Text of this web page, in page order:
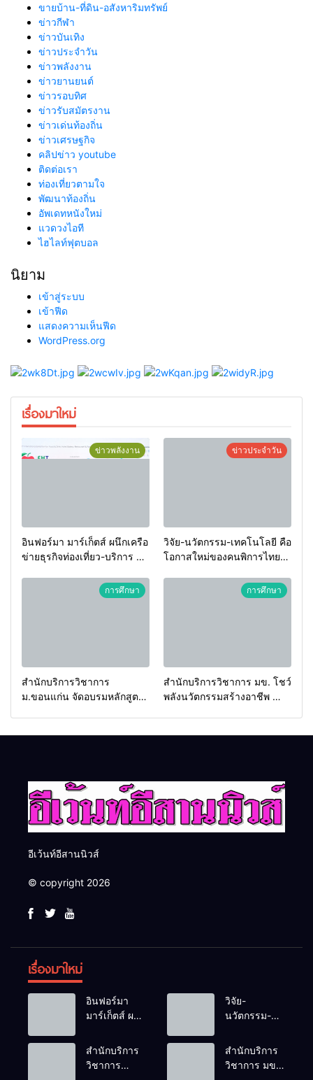
ขายบ้าน-ที่ดิน-อสังหาริมทรัพย์
ข่าวกีฬา
ข่าวบันเทิง
ข่าวประจำวัน
ข่าวพลังงาน
ข่าวยานยนต์
ข่าวรอบทิศ
ข่าวรับสมัตรงาน
ข่าวเด่นท้องถิ่น
ข่าวเศรษฐกิจ
คลิปข่าว youtube
ติดต่อเรา
ท่องเที่ยวตามใจ
พัฒนาท้องถิ่น
อัพเดทหนังใหม่
แวดวงไอที
ไฮไลท์ฟุตบอล
นิยาม
เข้าสู่ระบบ
เข้าฟีด
แสดงความเห็นฟีด
WordPress.org
เรื่องมาใหม่
ข่าวพลังงาน
อินฟอร์มา มาร์เก็ตส์ ผนึกเครือ
ข่ายธุรกิจท่องเที่ยว-บริการ จัด
2026 เชื่อม 4 งานใหญ่ สร้าง
โอกาสธุรกิจครบวงจร ด้วย
ข่าวประจำวัน
วิจัย-นวัตกรรม-เทคโนโลยี คือ
โอกาสใหม่ของคนพิการไทย
การศึกษา
สำนักบริการวิชาการ
ม.ขอนแก่น จัดอบรมหลักสูตร
การศึกษา
สำนักบริการวิชาการ มข. โชว์
พลังนวัตกรรมสร้างอาชีพ นำ
อีเว้นท์อีสานนิวส์
© copyright 2026
เรื่องมาใหม่
อินฟอร์มา
มาร์เก็ตส์ ผนึก
ธุรกิจท่อง
เที่ยว-บริการ
วิจัย-
นวัตกรรม-
คือโอกาสใหม่
ของคนพิการ
สำนักบริการ
วิชาการ
สำนักบริการ
วิชาการ มข.